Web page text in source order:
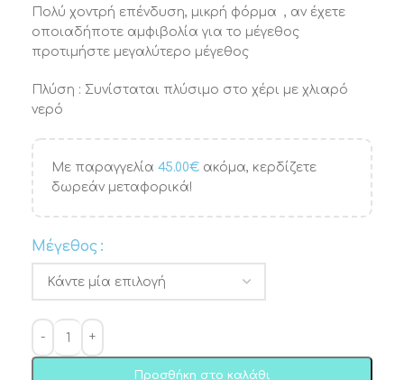
Πολύ χοντρή επένδυση, μικρή φόρμα , αν έχετε
οποιαδήποτε αμφιβολία για το μέγεθος
προτιμήστε μεγαλύτερο μέγεθος
Πλύση : Συνίσταται πλύσιμο στο χέρι με χλιαρό
νερό
Με παραγγελία 45.00€ ακόμα, κερδίζετε
δωρεάν μεταφορικά!
Μέγεθος
Προσθήκη στο καλάθι